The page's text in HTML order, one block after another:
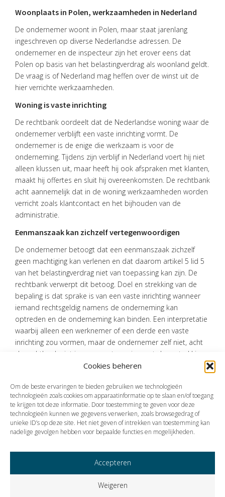
Cookies beheren
Om de beste ervaringen te bieden gebruiken we technologieën
technologieën zoals cookies om apparaatinformatie op te slaan en/of toegang
te krijgen tot deze informatie. Door toestemming te geven voor deze
technologieën kunnen we gegevens verwerken, zoals browsegedrag of
unieke ID’s op deze site. Het niet geven of intrekken van toestemming kan
nadelige gevolgen hebben voor bepaalde functies en mogelijkheden.
Accepteren
Weigeren
OVER
ONS
TEAM
ACTUEEL
CONTACT
Woonplaats in Polen, werkzaamheden in Nederland
De ondernemer woont in Polen, maar staat jarenlang
ingeschreven op diverse Nederlandse adressen. De
ondernemer en de inspecteur zijn het erover eens dat
Polen op basis van het belastingverdrag als woonland geldt.
De vraag is of Nederland mag heffen over de winst uit de
hier verrichte werkzaamheden.
Woning is vaste inrichting
De rechtbank oordeelt dat de Nederlandse woning waar de
ondernemer verblijft een vaste inrichting vormt. De
ondernemer is de enige die werkzaam is voor de
onderneming. Tijdens zijn verblijf in Nederland voert hij niet
alleen klussen uit, maar heeft hij ook afspraken met klanten,
maakt hij offertes en sluit hij overeenkomsten. De rechtbank
acht aannemelijk dat in de woning werkzaamheden worden
verricht zoals klantcontact en het bijhouden van de
administratie.
Eenmanszaak kan zichzelf vertegenwoordigen
De ondernemer betoogt dat een eenmanszaak zichzelf
geen machtiging kan verlenen en dat daarom artikel 5 lid 5
van het belastingverdrag niet van toepassing kan zijn. De
rechtbank verwerpt dit betoog. Doel en strekking van de
bepaling is dat sprake is van een vaste inrichting wanneer
iemand rechtsgeldig namens de onderneming kan
optreden en de onderneming kan binden. Een interpretatie
waarbij alleen een werknemer of een derde een vaste
inrichting zou vormen, maar de ondernemer zelf niet, acht
de rechtbank niet in overeenstemming met deze strekking.
Bron: Rechtbank Zeeland-West-Brabant | jurisprudentie |
Vorige Volgende